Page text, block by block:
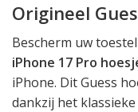
Origineel
Bescherm uw
iPhone 17 Pro
iPhone. Dit Guess
dankzij het